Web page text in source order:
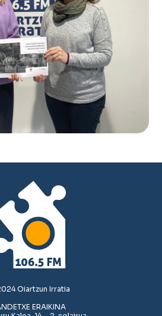
Oiartzun Irratia
ERAIKINA